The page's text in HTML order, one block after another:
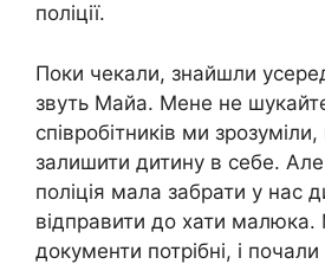
поліції.
Поки чекали, знайшли
звуть Майа. Мене не
співробітників ми
залишити дитину в себе.
поліція мала забрати у нас
відправити до хати малюка.
документи потрібні, і